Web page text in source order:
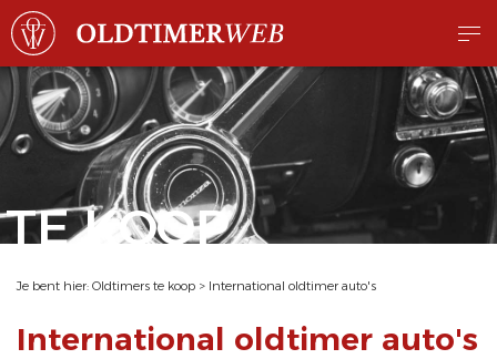
TE KOOP
Je bent hier: Oldtimers te koop > International oldtimer auto's
International oldtimer auto's